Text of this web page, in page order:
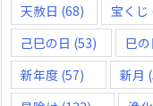
天赦日 (68) 宝くじ
己巳の日 (53) 巳の
新年度 (57) 新月